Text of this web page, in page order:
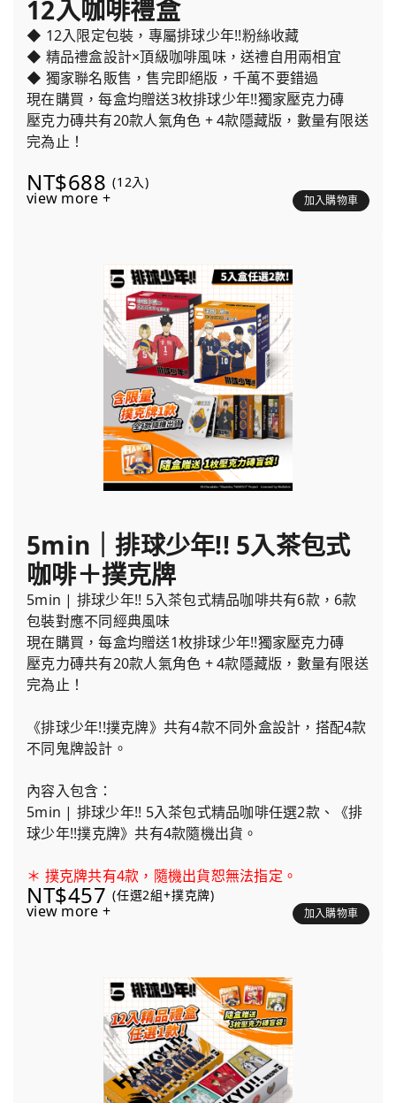
12入咖啡禮盒
◆ 12入限定包裝，專屬排球少年!!粉絲收藏
◆ 精品禮盒設計×頂級咖啡風味，送禮自用兩相宜
◆ 獨家聯名販售，售完即絕版，千萬不要錯過
現在購買，每盒均贈送3枚排球少年!!獨家壓克力磚
壓克力磚共有20款人氣角色 + 4款隱藏版，數量有限送
完為止！
NT$688 (12入)
view more + 加入購物車
5min｜排球少年!! 5入茶包式
咖啡＋撲克牌
5min | 排球少年!! 5入茶包式精品咖啡共有6款，6款
包裝對應不同經典風味
現在購買，每盒均贈送1枚排球少年!!獨家壓克力磚
壓克力磚共有20款人氣角色 + 4款隱藏版，數量有限送
完為止！
《排球少年!!撲克牌》共有4款不同外盒設計，搭配4款
不同鬼牌設計。
內容入包含：
5min | 排球少年!! 5入茶包式精品咖啡任選2款、《排
球少年!!撲克牌》共有4款隨機出貨。
＊ 撲克牌共有4款，隨機出貨恕無法指定。
NT$457 (任選2組+撲克牌)
view more + 加入購物車